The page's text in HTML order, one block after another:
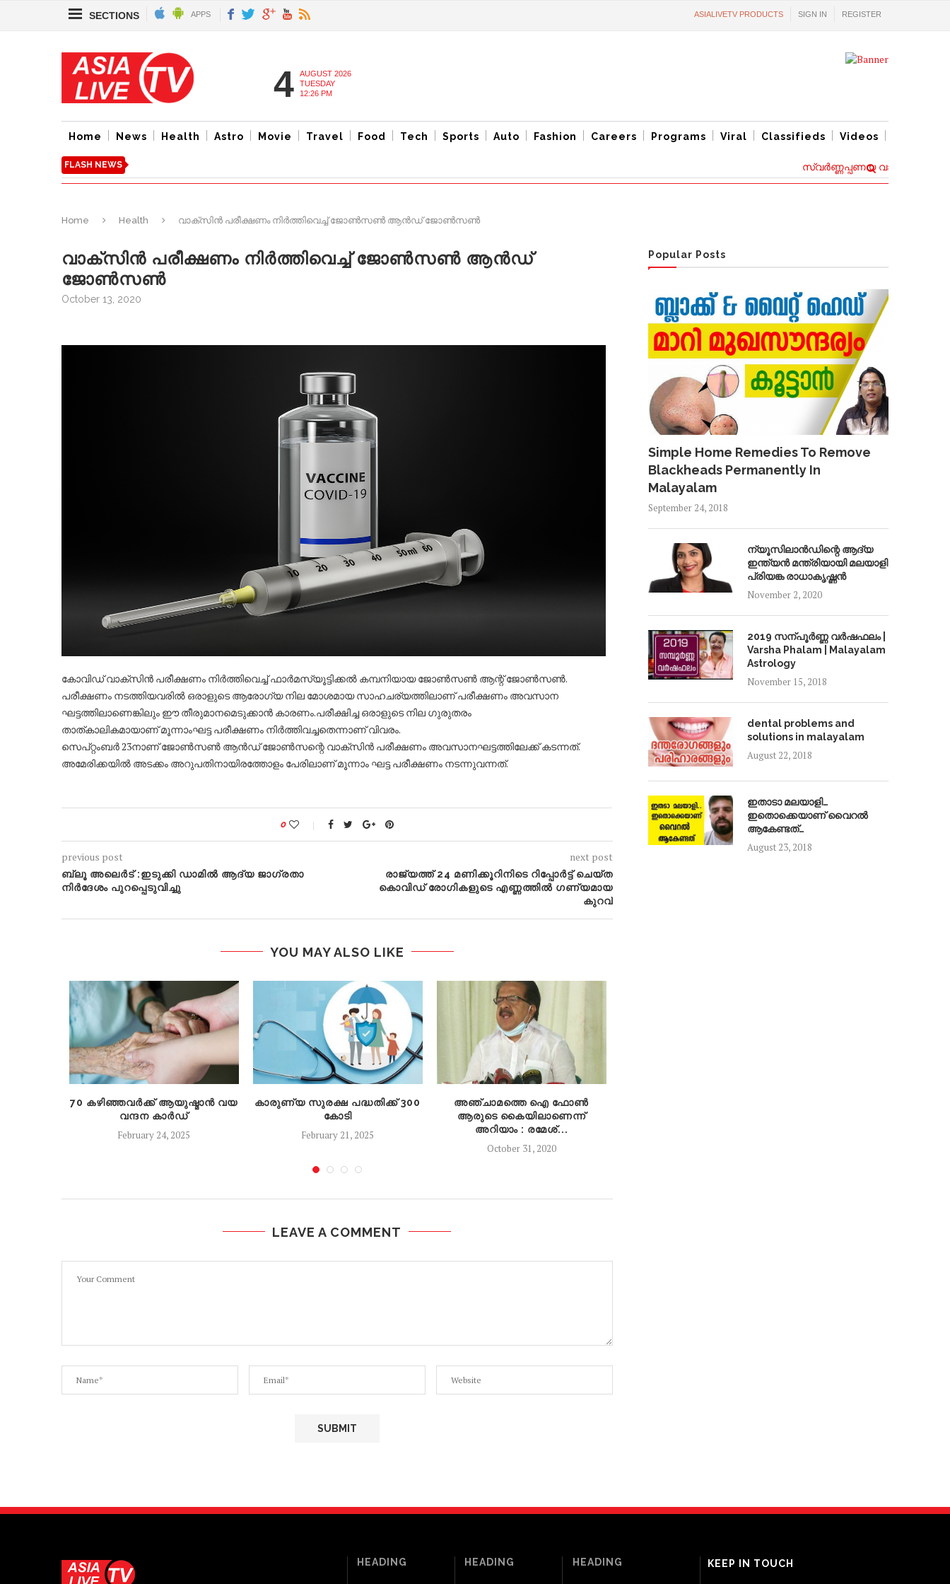
SECTIONS APPS ASIALIVETV PRODUCTS SIGN IN REGISTER
4
AUGUST 2026
TUESDAY
12:26 PM
Home News Health Astro Movie Travel Food Tech Sports Auto Fashion Careers Programs Viral Classifieds Videos
FLASH NEWS സ്വര്‍ണ്ണപ്പണയ വായ്പ്പകൾക്ക്
Home Health വാക്സിന്‍ പരീക്ഷണം നിർത്തിവെച്ച് ജോണ്‍സണ്‍ ആന്‍ഡ് ജോണ്‍സണ്‍
വാക്സിന്‍ പരീക്ഷണം നിർത്തിവെച്ച് ജോണ്‍സണ്‍ ആന്‍ഡ്
ജോണ്‍സണ്‍
October 13, 2020
കോവിഡ് വാക്സിന്‍ പരീക്ഷണം നിര്‍ത്തിവെച്ച് ഫാര്‍മസ്യൂട്ടിക്കല്‍ കമ്പനിയായ ജോണ്‍സണ്‍ ആന്റ് ജോണ്‍സണ്‍.
പരീക്ഷണം നടത്തിയവരില്‍ ഒരാളുടെ ആരോഗ്യ നില മോശമായ സാഹചര്യത്തിലാണ് പരീക്ഷണം അവസാന
ഘട്ടത്തിലാണെങ്കിലും ഈ തീരുമാനമെടുക്കാന്‍ കാരണം.പരീക്ഷിച്ച ഒരാളുടെ നില ​ഗുരുതരം
താത്കാലികമായാണ് മൂന്നാംഘട്ട പരീക്ഷണം നിർത്തിവച്ചതെന്നാണ് വിവരം.
സെപ്റ്റംബർ 23നാണ് ജോൺസൺ ആൻഡ് ജോൺസന്റെ വാക്‌സിൻ പരീക്ഷണം അവസാനഘട്ടത്തിലേക്ക് കടന്നത്.
അമേരിക്കയിൽ അടക്കം അറുപതിനായിരത്തോളം പേരിലാണ് മൂന്നാം ഘട്ട പരീക്ഷണം നടന്നുവന്നത്.
0
previous post
ബ്ലൂ അലെർട് :ഇടുക്കി ഡാമിൽ ആദ്യ ജാഗ്രതാ
നിർദേശം പുറപ്പെടുവിച്ചു
next post
രാജ്യത്ത് 24 മണിക്കൂറിനിടെ റിപ്പോർട്ട് ചെയ്ത
കൊവിഡ് രോഗികളുടെ എണ്ണത്തിൽ ഗണ്യമായ
കുറവ്
YOU MAY ALSO LIKE
70 കഴിഞ്ഞവർക്ക് ആയുഷ്മാൻ വയ
വന്ദന കാർഡ്
February 24, 2025
കാരുണ്യ സുരക്ഷ പദ്ധതിക്ക് 300
കോടി
February 21, 2025
അഞ്ചാമത്തെ ഐ ഫോണ്‍
ആരുടെ കൈയിലാണെന്ന്
അറിയാം : രമേശ്...
October 31, 2020
LEAVE A COMMENT
Popular Posts
Simple Home Remedies To Remove
Blackheads Permanently In
Malayalam
September 24, 2018
ന്യൂസിലാൻഡിന്റെ ആദ്യ
ഇന്ത്യൻ മന്ത്രിയായി മലയാളി
പ്രിയങ്ക രാധാകൃഷ്ണൻ
November 2, 2020
2019 സന്പൂർണ്ണ വർഷഫലം |
Varsha Phalam | Malayalam
Astrology
November 15, 2018
dental problems and
solutions in malayalam
August 22, 2018
ഇതാടാ മലയാളി…
ഇതൊക്കെയാണ് വൈറൽ
ആകേണ്ടത്…
August 23, 2018
HEADING HEADING HEADING KEEP IN TOUCH